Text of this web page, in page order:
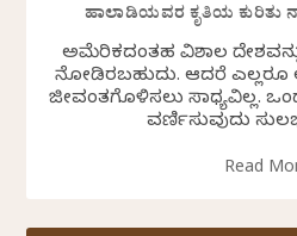
ಹಾಲಾಡಿಯವರ ಕೃತಿಯ
ಅಮೆರಿಕದಂತಹ ವಿಶಾಲ
ನೋಡಿರಬಹುದು. ಆದರೆ ಎಲ್ಲರೂ
ಜೀವಂತಗೊಳಿಸಲು ಸಾಧ್ಯವಿಲ್ಲ.
ವರ್ಣಿಸುವುದು
Read